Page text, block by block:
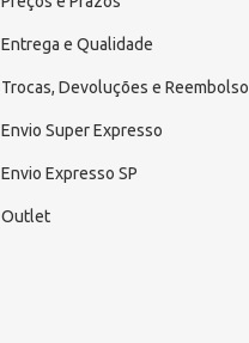
Entrega e Qualidade
Trocas, Devoluções e Reembolso
Envio Super Expresso
Envio Expresso SP
Outlet